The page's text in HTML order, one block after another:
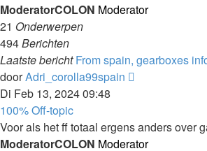
ModeratorCOLON Moderator
21 Onderwerpen
494Berichten
Laatste bericht From spain, gearboxes
doorAdri_corolla99spain
Di Feb 13, 2024 09:48
100% Off-topic
Voor als het ff totaal ergens anders over
ModeratorCOLON Moderator